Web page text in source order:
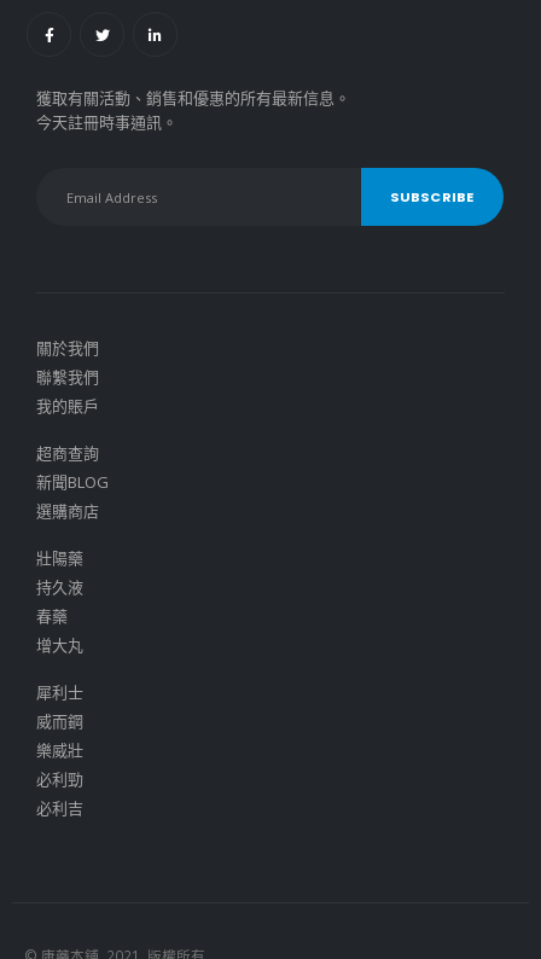
獲取有關活動、銷售和優惠的所有最新信息。
今天註冊時事通訊。
關於我們
聯繫我們
我的賬戶
超商查詢
新聞BLOG
選購商店
壯陽藥
持久液
春藥
增大丸
犀利士
威而鋼
樂威壯
必利勁
必利吉